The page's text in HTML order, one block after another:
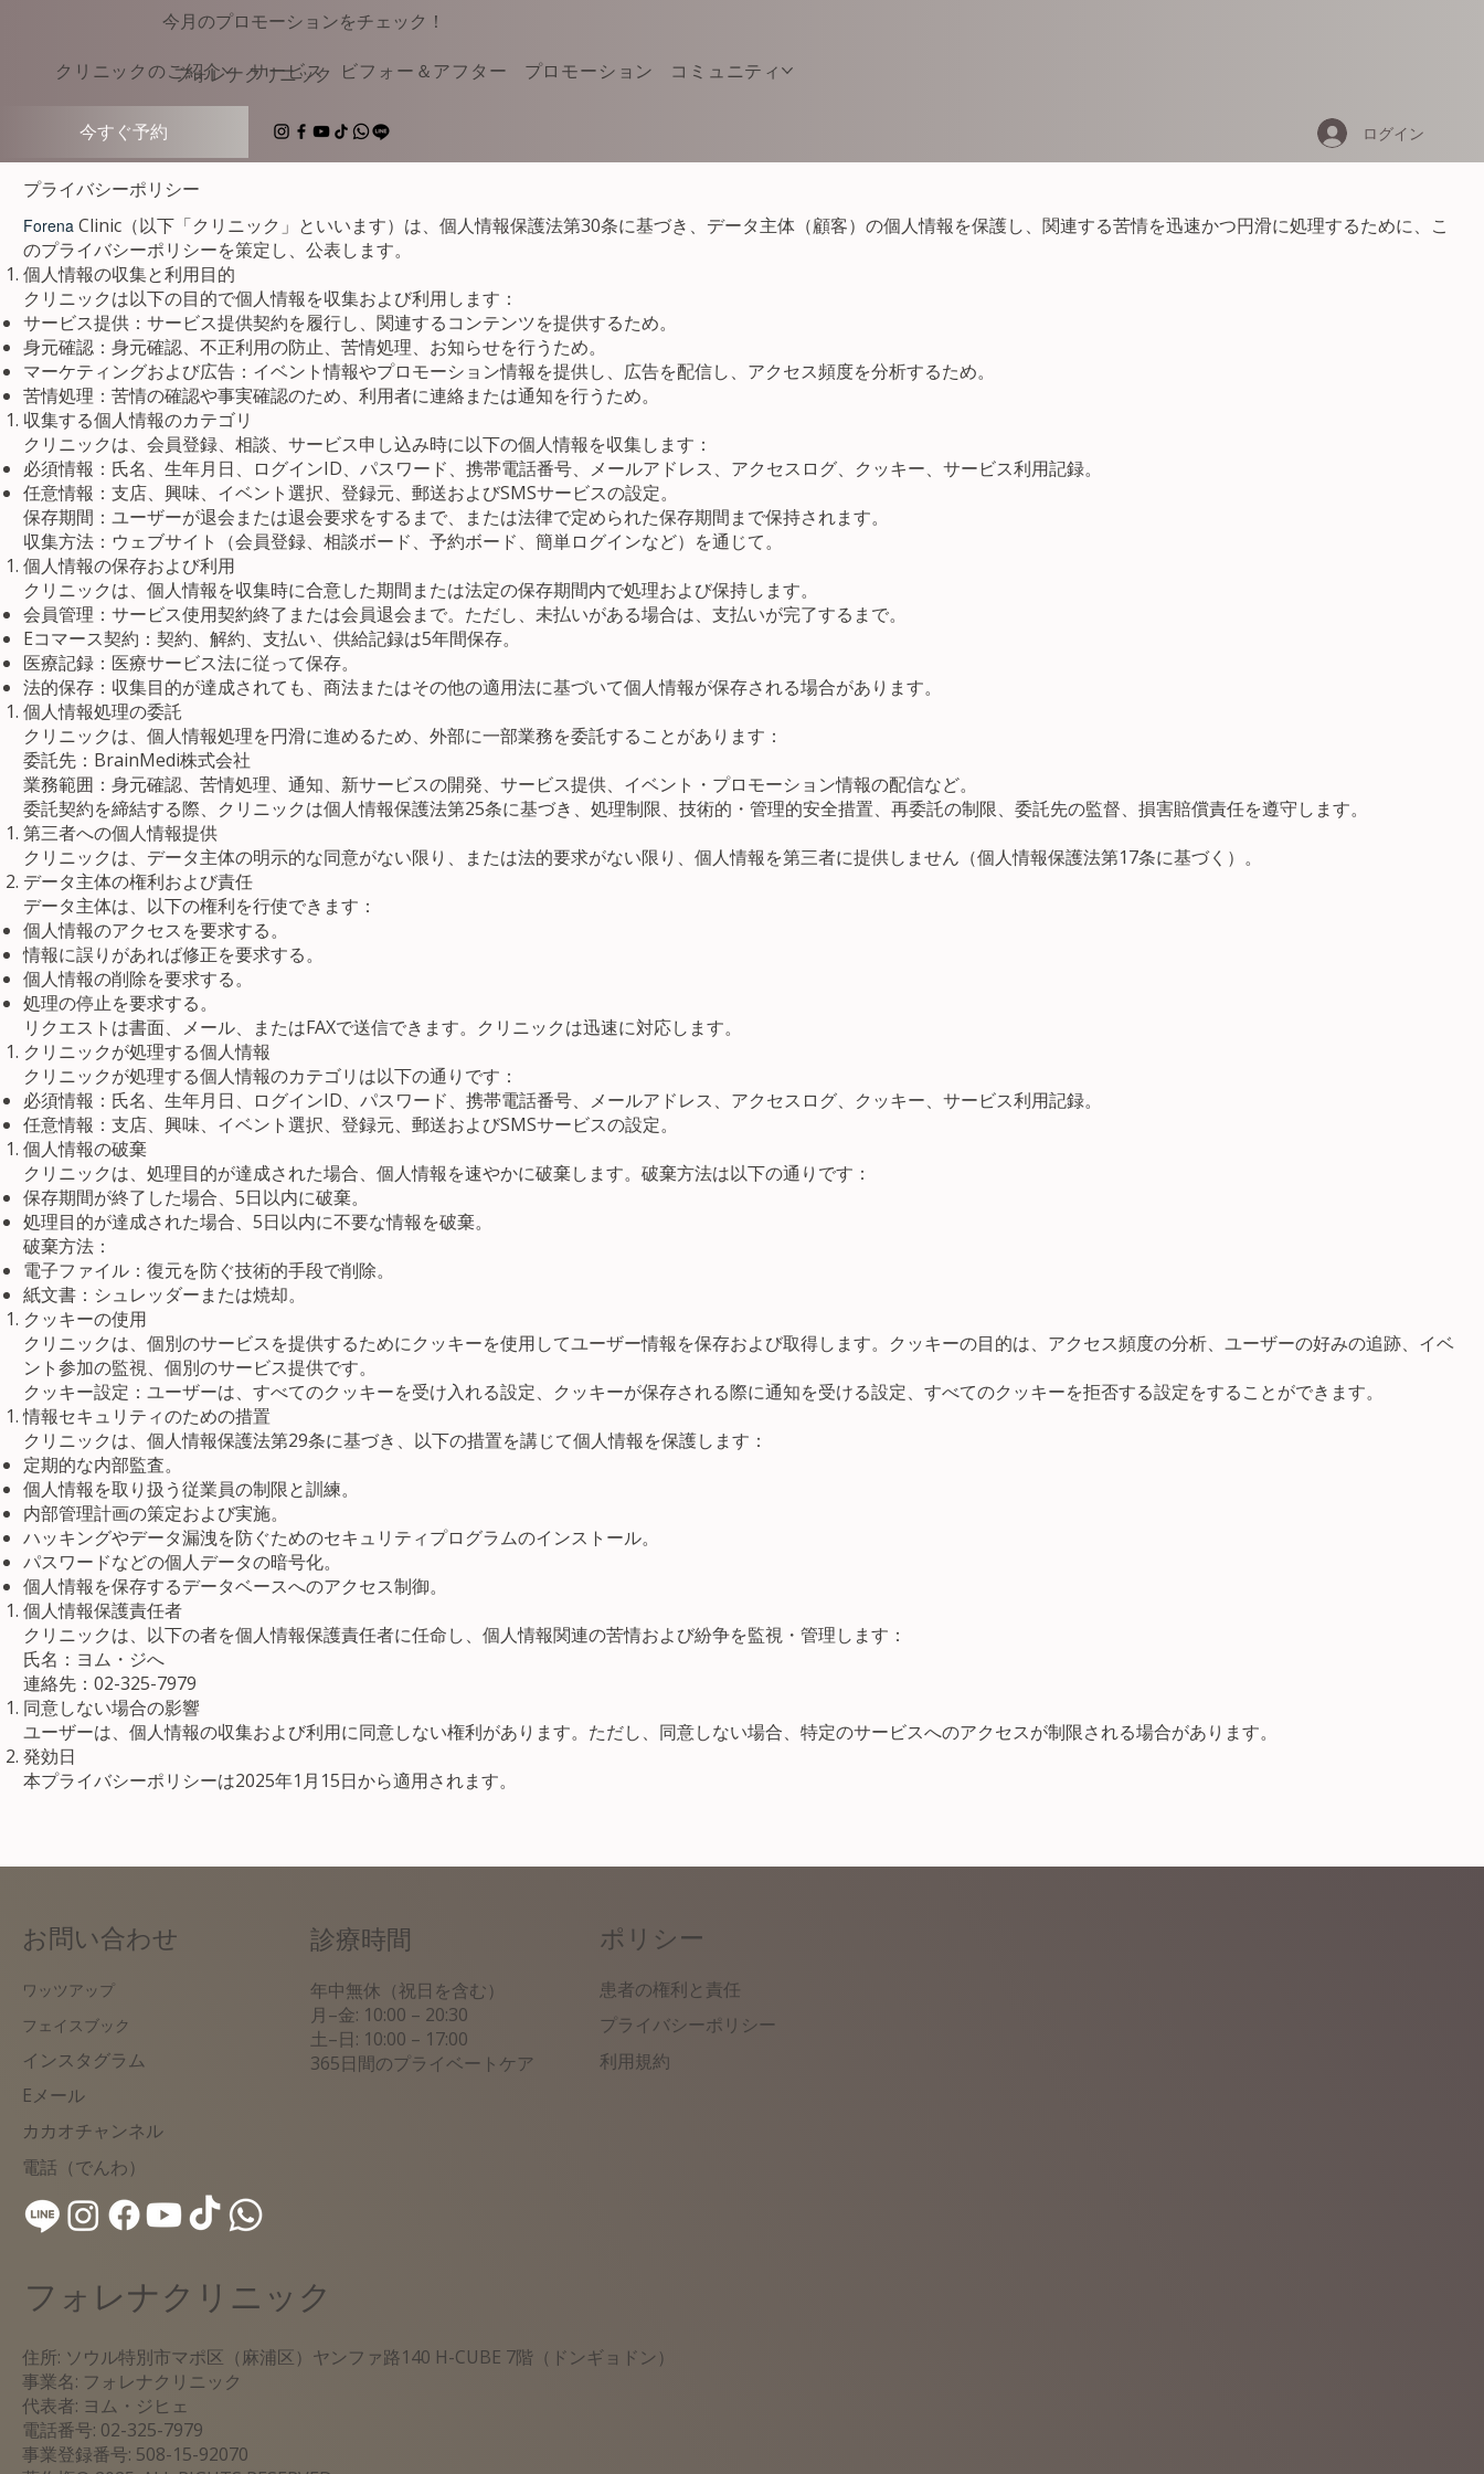
今月のプロモーションをチェック！
クリニックのご紹介 サービス ビフォー＆アフター プロモーション コミュニティ
​フォレナクリニック
今すぐ予約 ログイン
プライバシーポリシー
Forena Clinic（以下「クリニック」といいます）は、個人情報保護法第30条に基づき、データ主体（顧客）の個人情報を保護し、関連する苦情を迅速かつ円滑に処理するために、こ
のプライバシーポリシーを策定し、公表します。
個人情報の収集と利用目的
クリニックは以下の目的で個人情報を収集および利用します：
サービス提供：サービス提供契約を履行し、関連するコンテンツを提供するため。
身元確認：身元確認、不正利用の防止、苦情処理、お知らせを行うため。
マーケティングおよび広告：イベント情報やプロモーション情報を提供し、広告を配信し、アクセス頻度を分析するため。
苦情処理：苦情の確認や事実確認のため、利用者に連絡または通知を行うため。
収集する個人情報のカテゴリ
クリニックは、会員登録、相談、サービス申し込み時に以下の個人情報を収集します：
必須情報：氏名、生年月日、ログインID、パスワード、携帯電話番号、メールアドレス、アクセスログ、クッキー、サービス利用記録。
任意情報：支店、興味、イベント選択、登録元、郵送およびSMSサービスの設定。
保存期間：ユーザーが退会または退会要求をするまで、または法律で定められた保存期間まで保持されます。
収集方法：ウェブサイト（会員登録、相談ボード、予約ボード、簡単ログインなど）を通じて。
個人情報の保存および利用
クリニックは、個人情報を収集時に合意した期間または法定の保存期間内で処理および保持します。
会員管理：サービス使用契約終了または会員退会まで。ただし、未払いがある場合は、支払いが完了するまで。
Eコマース契約：契約、解約、支払い、供給記録は5年間保存。
医療記録：医療サービス法に従って保存。
法的保存：収集目的が達成されても、商法またはその他の適用法に基づいて個人情報が保存される場合があります。
個人情報処理の委託
クリニックは、個人情報処理を円滑に進めるため、外部に一部業務を委託することがあります：
委託先：BrainMedi株式会社
業務範囲：身元確認、苦情処理、通知、新サービスの開発、サービス提供、イベント・プロモーション情報の配信など。
委託契約を締結する際、クリニックは個人情報保護法第25条に基づき、処理制限、技術的・管理的安全措置、再委託の制限、委託先の監督、損害賠償責任を遵守します。
第三者への個人情報提供
クリニックは、データ主体の明示的な同意がない限り、または法的要求がない限り、個人情報を第三者に提供しません（個人情報保護法第17条に基づく）。
データ主体の権利および責任
データ主体は、以下の権利を行使できます：
個人情報のアクセスを要求する。
情報に誤りがあれば修正を要求する。
個人情報の削除を要求する。
処理の停止を要求する。
リクエストは書面、メール、またはFAXで送信できます。クリニックは迅速に対応します。
クリニックが処理する個人情報
クリニックが処理する個人情報のカテゴリは以下の通りです：
必須情報：氏名、生年月日、ログインID、パスワード、携帯電話番号、メールアドレス、アクセスログ、クッキー、サービス利用記録。
任意情報：支店、興味、イベント選択、登録元、郵送およびSMSサービスの設定。
個人情報の破棄
クリニックは、処理目的が達成された場合、個人情報を速やかに破棄します。破棄方法は以下の通りです：
保存期間が終了した場合、5日以内に破棄。
処理目的が達成された場合、5日以内に不要な情報を破棄。
破棄方法：
電子ファイル：復元を防ぐ技術的手段で削除。
紙文書：シュレッダーまたは焼却。
クッキーの使用
クリニックは、個別のサービスを提供するためにクッキーを使用してユーザー情報を保存および取得します。クッキーの目的は、アクセス頻度の分析、ユーザーの好みの追跡、イベ
ント参加の監視、個別のサービス提供です。
クッキー設定：ユーザーは、すべてのクッキーを受け入れる設定、クッキーが保存される際に通知を受ける設定、すべてのクッキーを拒否する設定をすることができます。
情報セキュリティのための措置
クリニックは、個人情報保護法第29条に基づき、以下の措置を講じて個人情報を保護します：
定期的な内部監査。
個人情報を取り扱う従業員の制限と訓練。
内部管理計画の策定および実施。
ハッキングやデータ漏洩を防ぐためのセキュリティプログラムのインストール。
パスワードなどの個人データの暗号化。
個人情報を保存するデータベースへのアクセス制御。
個人情報保護責任者
クリニックは、以下の者を個人情報保護責任者に任命し、個人情報関連の苦情および紛争を監視・管理します：
氏名：ヨム・ジへ
連絡先：02-325-7979
同意しない場合の影響
ユーザーは、個人情報の収集および利用に同意しない権利があります。ただし、同意しない場合、特定のサービスへのアクセスが制限される場合があります。
発効日
本プライバシーポリシーは2025年1月15日から適用されます。
フォレナクリニック
住所: ソウル特別市マポ区（麻浦区）ヤンファ路140 H-CUBE 7階（ドンギョドン）
事業名: フォレナクリニック
代表者: ヨム・ジヒェ
電話番号: 02-325-7979
事業登録番号: 508-15-92070
お問い合わせ
ワッツアップ
フェイスブック
インスタグラム
​Eメール
カカオチャンネル
電話（でんわ）
診療時間
年中無休（祝日を含む）
月–金: 10:00 – 20:30
土–日: 10:00 – 17:00
365日間のプライベートケア
ポリシー
患者の権利と責任
プライバシーポリシー
利用規約